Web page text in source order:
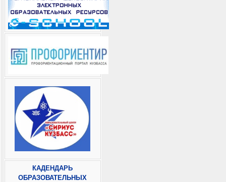
КАДЕНДАРЬ
ОБРАЗОВАТЕЛЬНЫХ